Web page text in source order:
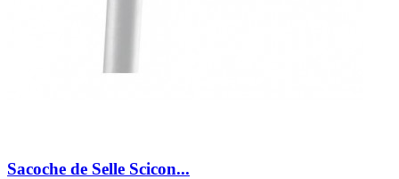
Sacoche de Selle Scicon...